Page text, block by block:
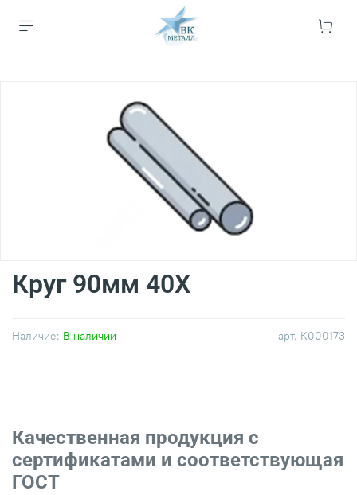
арт. К000173
Наличие: В наличии
Круг 90мм 40Х
Качественная продукция с
сертификатами и соответствующая
ГОСТ